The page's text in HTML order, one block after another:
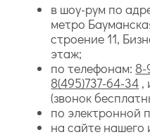
в шоу-рум по
метро
строение 11,
этаж;
по телефонам: 8-
8(495)737-64-34 ,
(звонок
по электронной
на сайте нашего